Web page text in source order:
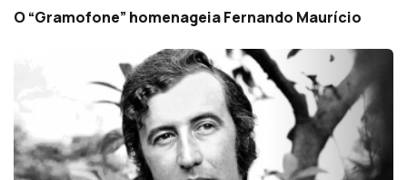
O “Gramofone” homenageia Fernando Maurício